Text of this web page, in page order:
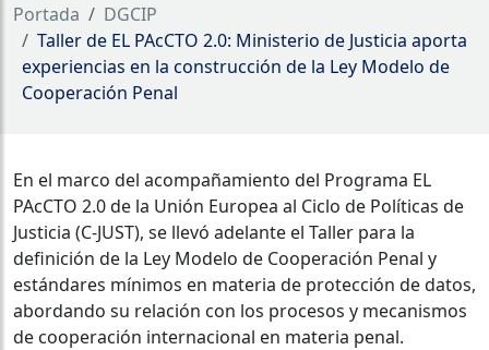
Portada
DGCIP
Taller de EL PAcCTO 2.0: Ministerio de Justicia aporta
experiencias en la construcción de la Ley Modelo de
Cooperación Penal
En el marco del acompañamiento del Programa EL
PAcCTO 2.0 de la Unión Europea al Ciclo de Políticas de
Justicia (C-JUST), se llevó adelante el Taller para la
definición de la Ley Modelo de Cooperación Penal y
estándares mínimos en materia de protección de datos,
abordando su relación con los procesos y mecanismos
de cooperación internacional en materia penal.